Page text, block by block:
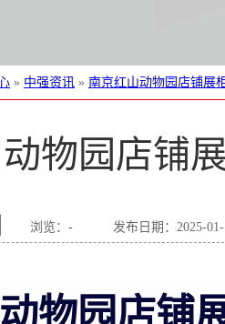
» 中强资讯 » 南京红山动物园店铺展
物园店铺
浏览： - 发布日期：2025-
物园店